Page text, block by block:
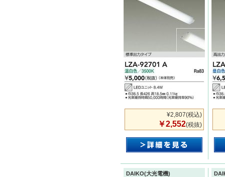
¥2,807(税込)
￥2,552(税抜)
DAIKO(大光電機)